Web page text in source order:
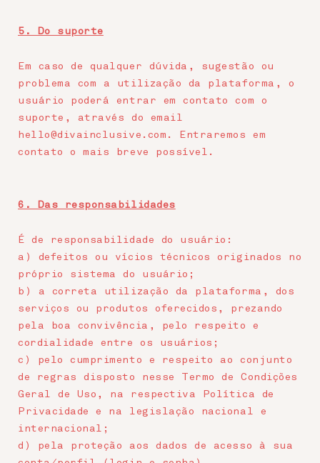
5. Do suporte
Em caso de qualquer dúvida, sugestão ou
problema com a utilização da plataforma, o
usuário poderá entrar em contato com o
suporte, através do email
hello@divainclusive.com. Entraremos em
contato o mais breve possível.
6. Das responsabilidades
É de responsabilidade do usuário:
a) defeitos ou vícios técnicos originados no
próprio sistema do usuário;
b) a correta utilização da plataforma, dos
serviços ou produtos oferecidos, prezando
pela boa convivência, pelo respeito e
cordialidade entre os usuários;
c) pelo cumprimento e respeito ao conjunto
de regras disposto nesse Termo de Condições
Geral de Uso, na respectiva Política de
Privacidade e na legislação nacional e
internacional;
d) pela proteção aos dados de acesso à sua